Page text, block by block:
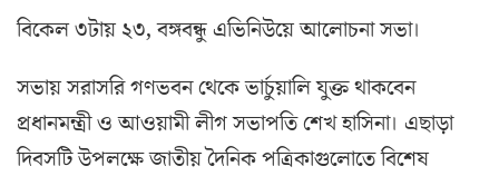
বিকেল ৩টায় ২৩, বঙ্গবন্ধু এভিনিউয়ে আলোচনা সভা।
সভায় সরাসরি গণভবন থেকে ভার্চুয়ালি যুক্ত থাকবেন
প্রধানমন্ত্রী ও আওয়ামী লীগ সভাপতি শেখ হাসিনা। এছাড়া
দিবসটি উপলক্ষে জাতীয় দৈনিক পত্রিকাগুলোতে বিশেষ